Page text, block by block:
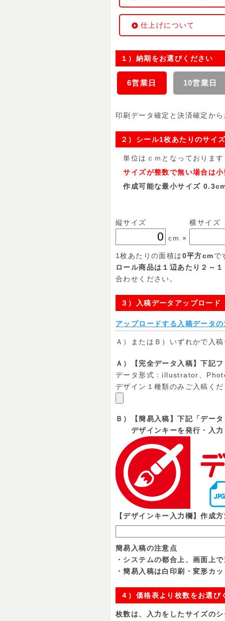
仕上げについて
１）納期をお選びください
6営業日 10営業日
印刷データ確定と決済確定か
２）シール1枚あたりのサイ
単位はｃｍとなっております
サイズが整数で無い場合は
作成可能な最小サイズ
縦サイズ
cm ×
横サイズ
1枚あたりの面積は0平方cmで
ロール商品は１辺あたり２～
合わせください。
３）入稿データアップロード
アップロードする入稿データ
Ａ）またはＢ）いずれかで入
Ａ）【完全データ入稿】下記
データ形式：illustrator、
デザイン１種類のみご入稿く
Ｂ）【簡易入稿】下記「デー
デザインキーを発行・入力
【デザインキー入力欄】作成
簡易入稿の注意点
・システムの都合上、画面上
・簡易入稿は白印刷・変形カ
４）価格表より枚数をお選び
枚数は、入力をしたサイズの